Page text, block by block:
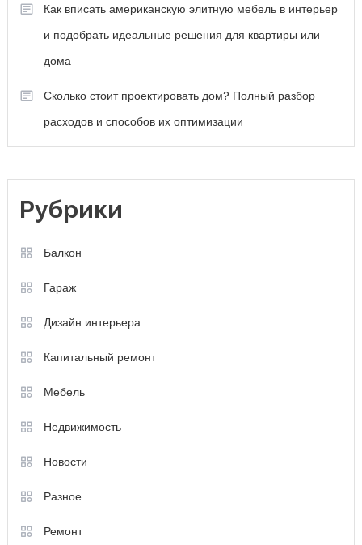
Как вписать американскую элитную мебель в интерьер
и подобрать идеальные решения для квартиры или
дома
Сколько стоит проектировать дом? Полный разбор
расходов и способов их оптимизации
Рубрики
Балкон
Гараж
Дизайн интерьера
Капитальный ремонт
Мебель
Недвижимость
Новости
Разное
Ремонт